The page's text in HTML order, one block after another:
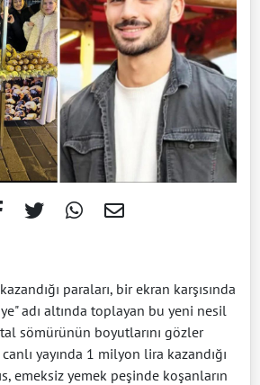
paraları, bir ekran karşısında
adı altında toplayan bu yeni nesil
sömürünün boyutlarını gözler
yayında 1 milyon lira kazandığı
emeksiz yemek peşinde koşanların